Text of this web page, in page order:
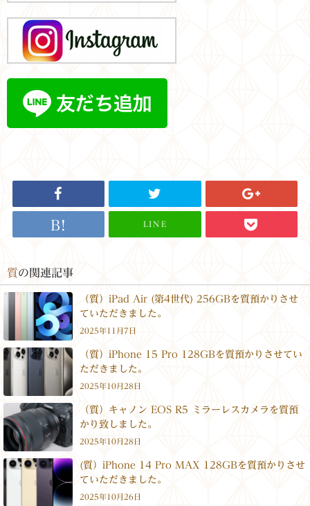
LINE
質の関連記事
（質）iPad Air (第4世代) 256GBを質預かりさせ
ていただきました。
2025年11月7日
（質）iPhone 15 Pro 128GBを質預かりさせてい
ただきました。
2025年10月28日
（質）キャノン EOS R5 ミラーレスカメラを質預
かり致しました。
2025年10月28日
(質）iPhone 14 Pro MAX 128GBを質預かりさせ
ていただきました。
2025年10月26日